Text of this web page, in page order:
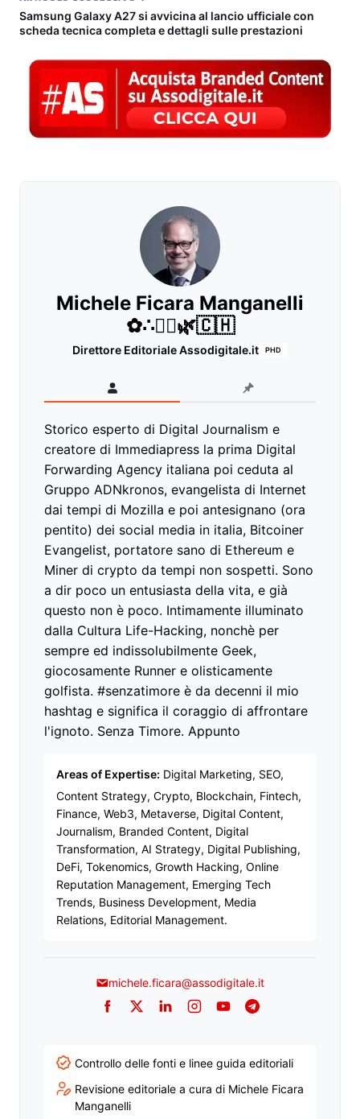
Samsung Galaxy A27 si avvicina al lancio ufficiale con
scheda tecnica completa e dettagli sulle prestazioni
Michele Ficara Manganelli
✿∴♛🌿🇨🇭
Direttore Editoriale Assodigitale.it PHD
Storico esperto di Digital Journalism e
creatore di Immediapress la prima Digital
Forwarding Agency italiana poi ceduta al
Gruppo ADNkronos, evangelista di Internet
dai tempi di Mozilla e poi antesignano (ora
pentito) dei social media in italia, Bitcoiner
Evangelist, portatore sano di Ethereum e
Miner di crypto da tempi non sospetti. Sono
a dir poco un entusiasta della vita, e già
questo non è poco. Intimamente illuminato
dalla Cultura Life-Hacking, nonchè per
sempre ed indissolubilmente Geek,
giocosamente Runner e olisticamente
golfista. #senzatimore è da decenni il mio
hashtag e significa il coraggio di affrontare
l'ignoto. Senza Timore. Appunto
Areas of Expertise: Digital Marketing, SEO,
Content Strategy, Crypto, Blockchain, Fintech,
Finance, Web3, Metaverse, Digital Content,
Journalism, Branded Content, Digital
Transformation, AI Strategy, Digital Publishing,
DeFi, Tokenomics, Growth Hacking, Online
Reputation Management, Emerging Tech
Trends, Business Development, Media
Relations, Editorial Management.
michele.ficara@assodigitale.it
Facebook
TwitterLinkedInInstagram
YouTubeTelegram
Controllo delle fonti e linee guida editoriali
Revisione editoriale a cura di Michele Ficara
Manganelli